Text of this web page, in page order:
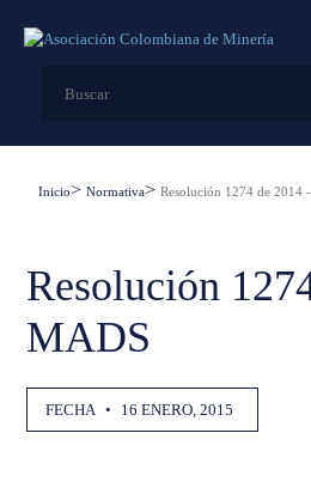
Inicio Normativa Resolución 1274 de 2014
Resolución
MADS
FECHA • 16 ENERO, 2015